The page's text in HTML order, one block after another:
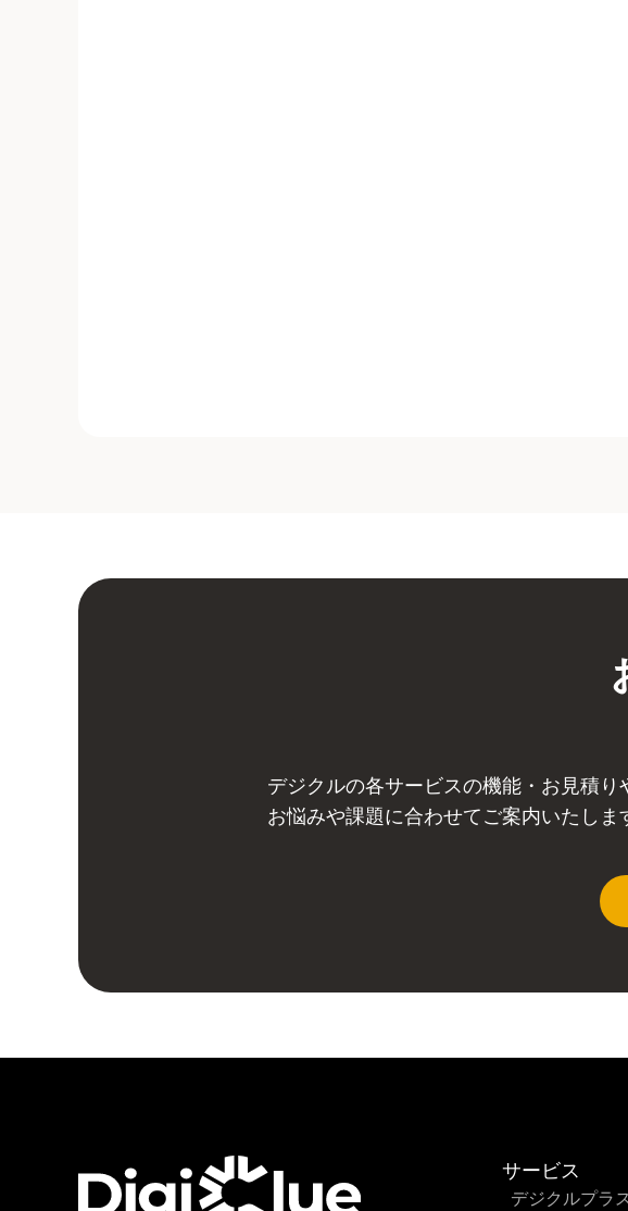
デジクルの各サービスの機能・お見積り
お悩みや課題に合わせてご案内いたしま
サービス
デジクルプラス